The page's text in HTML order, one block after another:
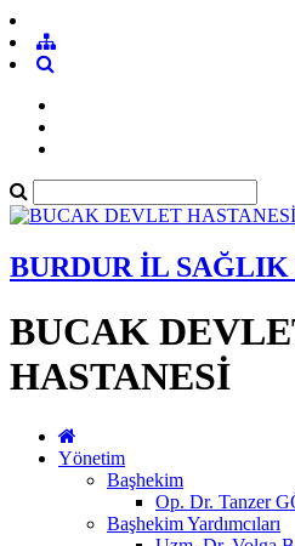
BURDUR İL
BUCAK
HASTANESİ
Yönetim
Başhekim
Op. Dr. Tanzer
Başhekim Yardımcıları